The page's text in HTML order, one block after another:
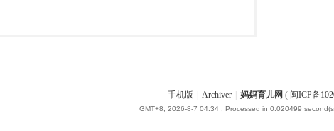
手机版 Archiver 妈妈育儿网 ( 闽ICP备
GMT+8, 2026-8-7 04:34 , Processed in 0.020499